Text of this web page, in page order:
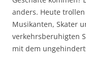
anders. Heute
Musikanten, Skater
verkehrsberuhigten
mit dem